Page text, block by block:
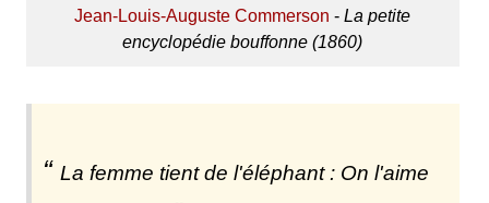
Jean-Louis-Auguste Commerson -La petite
encyclopédie bouffonne (1860)
La femme tient de l'éléphant : On l'aime